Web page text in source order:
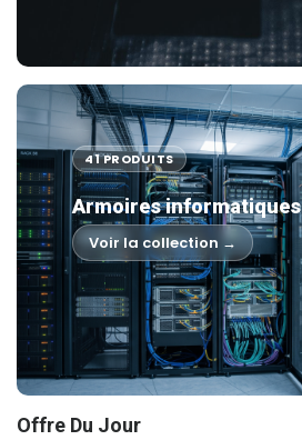
41 PRODUITS
Armoires informatiques
Voir la collection →
Offre Du Jour